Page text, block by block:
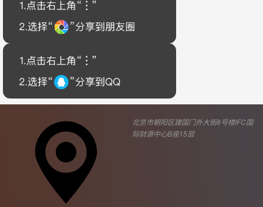
北京市朝阳区建国门外大街8号楼IFC国
际财源中心B座15层